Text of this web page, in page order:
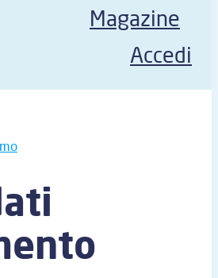
Magazine
Accedi